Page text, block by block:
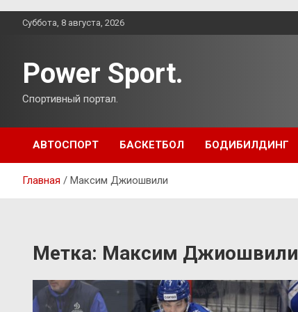
ПерейтиСуббота, 8 августа, 2026
Power Sport.
Спортивный портал.
АВТОСПОРТ БАСКЕТБОЛ БОДИБИЛДИНГ
Главная Максим Джиошвили
Метка: Максим Джиошвили